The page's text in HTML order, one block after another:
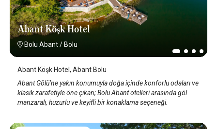
Abant Köşk Hotel
Bolu Abant/ Bolu
Abant Köşk Hotel, Abant Bolu
Abant Gölü’ne yakın konumuyla doğa içinde konforlu odaları ve
klasik zarafetiyle öne çıkan; Bolu Abant otelleri arasında göl
manzaralı, huzurlu ve keyifli bir konaklama seçeneği.